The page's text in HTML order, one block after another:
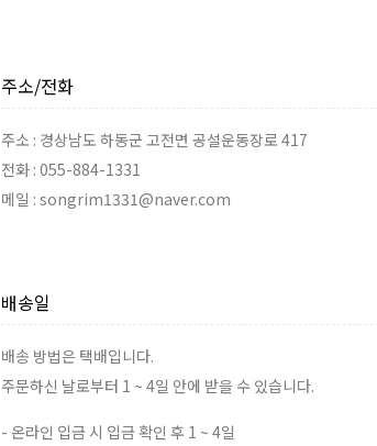
주소/전화
주소 : 경상남도 하동군 고전면 공설운동장로 417
전화 : 055-884-1331
메일 : songrim1331@naver.com
배송일
배송 방법은 택배입니다.
주문하신 날로부터 1 ~ 4일 안에 받을 수 있습니다.
- 온라인 입금 시 입금 확인 후 1 ~ 4일